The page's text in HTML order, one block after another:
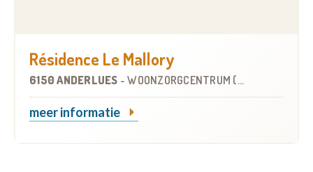
Résidence Le Mallory
6150 ANDERLUES -WOONZORGCENTRUM (WZC)
meer informatie